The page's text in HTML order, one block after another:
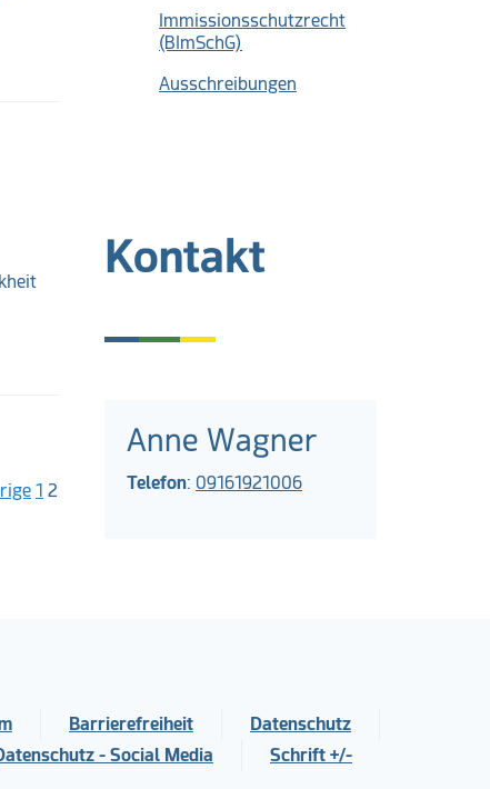
1 2
Immissionsschutzrecht
(BImSchG)
Ausschreibungen
Kontakt
Anne Wagner
Telefon: 09161921006
Barrierefreiheit
Datenschutz
- Social Media
Schrift +/-